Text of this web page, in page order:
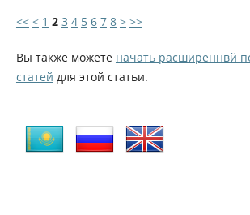
<< < 1 2 3 4 5 6 7 8 > >>
Вы также можете начать расширеннвй
статей для этой статьи.